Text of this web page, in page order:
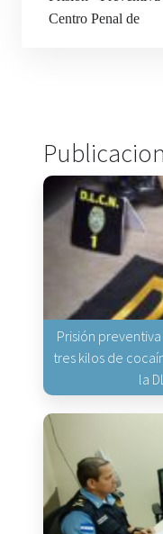
Centro Penal de
Prisión
tres kilos de
la